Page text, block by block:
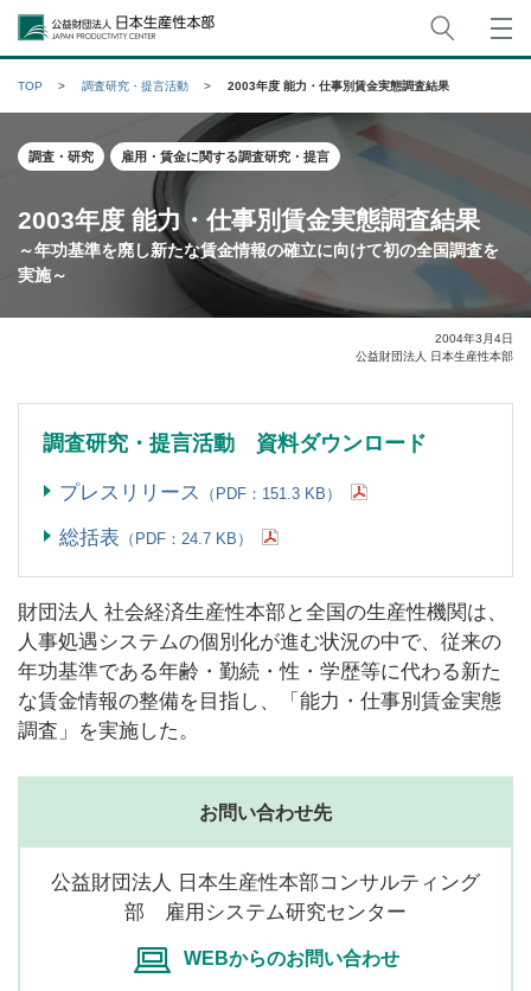
公益財団法人日本生産性本部
TOP 調査研究・提言活動 2003年度 能力・仕事別賃金実態調査結果
調査・研究 雇用・賃金に関する調査研究・提言
2003年度 能力・仕事別賃金実態調査結果
～年功基準を廃し新たな賃金情報の確立に向けて初の全国調査を
実施～
2004年3月4日
公益財団法人 日本生産性本部
調査研究・提言活動 資料ダウンロード
プレスリリース （PDF：151.3 KB）
総括表 （PDF：24.7 KB）
財団法人 社会経済生産性本部と全国の生産性機関は、
人事処遇システムの個別化が進む状況の中で、従来の
年功基準である年齢・勤続・性・学歴等に代わる新た
な賃金情報の整備を目指し、「能力・仕事別賃金実態
調査」を実施した。
お問い合わせ先
公益財団法人 日本生産性本部コンサルティング
部 雇用システム研究センター
WEBからのお問い合わせ